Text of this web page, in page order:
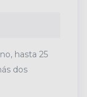
hasta 25
dos